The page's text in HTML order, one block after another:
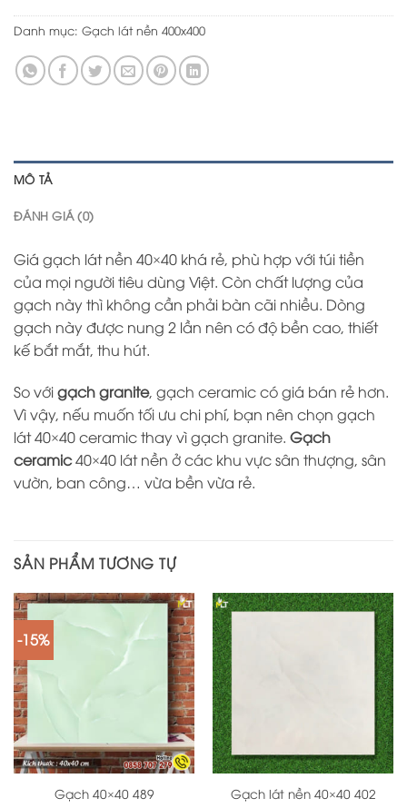
Danh mục: Gạch lát nền 400x400
MÔ TẢ
ĐÁNH GIÁ (0)
Giá gạch lát nền 40×40 khá rẻ, phù hợp với túi tiền
của mọi người tiêu dùng Việt. Còn chất lượng của
gạch này thì không cần phải bàn cãi nhiều. Dòng
gạch này được nung 2 lần nên có độ bền cao, thiết
kế bắt mắt, thu hút.
So vớigạch granite, gạch ceramic có giá bán rẻ hơn.
Vì vậy, nếu muốn tối ưu chi phí, bạn nên chọn gạch
lát 40×40 ceramic thay vì gạch granite. Gạch
ceramic40×40 lát nền ở các khu vực sân thượng, sân
vườn, ban công… vừa bền vừa rẻ.
SẢN PHẨM TƯƠNG TỰ
-15%
Gạch 40×40 489 Gạch lát nền 40×40 402